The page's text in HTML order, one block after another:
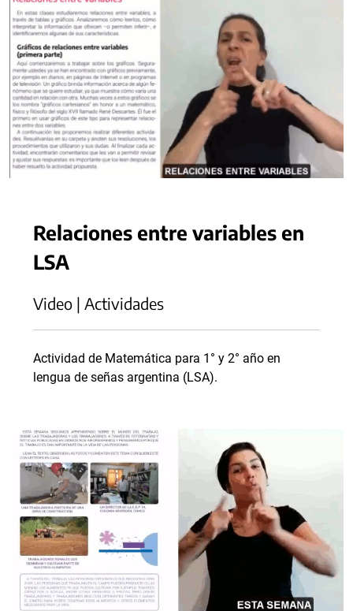
Relaciones entre variables en
LSA
Video | Actividades
Actividad de Matemática para 1° y 2° año en
lengua de señas argentina (LSA).